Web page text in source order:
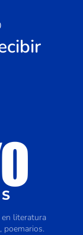
en literatura
poemarios.